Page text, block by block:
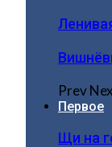
Prev
Первое
Щи на